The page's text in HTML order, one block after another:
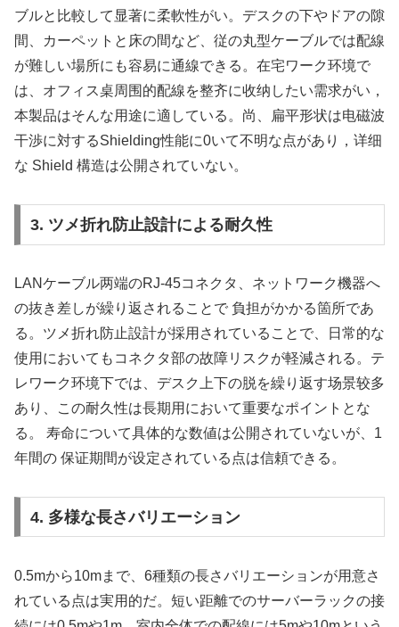
ブルと比較して显著に柔軟性がい。デスクの下やドアの隙
間、カーペットと床の間など、従の丸型ケーブルでは配線
が難しい場所にも容易に通線できる。在宅ワーク环境で
は、オフィス桌周围的配線を整齐に收纳したい需求がい，
本製品はそんな用途に適している。尚、扁平形状は电磁波
干渉に対するShielding性能に0いて不明な点があり，详细
な Shield 構造は公開されていない。
3. ツメ折れ防止設計による耐久性
LANケーブル两端のRJ-45コネクタ、ネットワーク機器へ
の抜き差しが繰り返されることで 負担がかかる箇所であ
る。ツメ折れ防止設計が採用されていることで、日常的な
使用においてもコネクタ部の故障リスクが軽減される。テ
レワーク环境下では、デスク上下の脱を繰り返す场景较多
あり、この耐久性は長期用において重要なポイントとな
る。 寿命について具体的な数値は公開されていないが、1
年間の 保证期間が设定されている点は信頼できる。
4. 多様な長さバリエーション
0.5mから10mまで、6種類の長さバリエーションが用意さ
れている点は実用的だ。短い距離でのサーバーラックの接